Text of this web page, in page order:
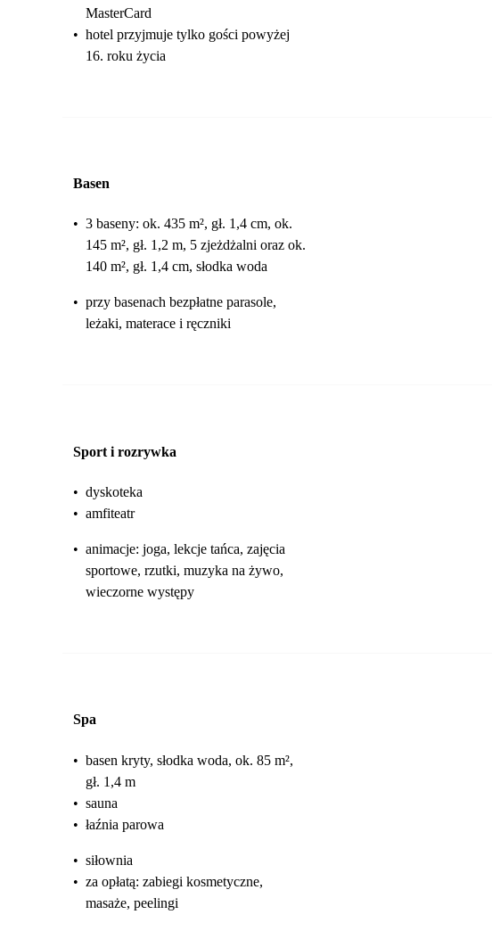
MasterCard
• hotel przyjmuje tylko gości powyżej
16. roku życia
Basen
• 3 baseny: ok. 435 m², gł. 1,4 cm, ok.
145 m², gł. 1,2 m, 5 zjeżdżalni oraz ok.
140 m², gł. 1,4 cm, słodka woda
• przy basenach bezpłatne parasole,
leżaki, materace i ręczniki
Sport i rozrywka
• dyskoteka
• amfiteatr
• animacje: joga, lekcje tańca, zajęcia
sportowe, rzutki, muzyka na żywo,
wieczorne występy
Spa
• basen kryty, słodka woda, ok. 85 m²,
gł. 1,4 m
• sauna
• łaźnia parowa
• siłownia
• za opłatą: zabiegi kosmetyczne,
masaże, peelingi